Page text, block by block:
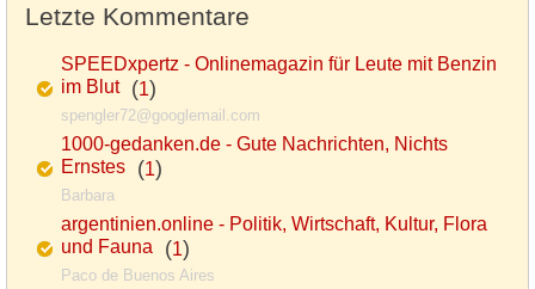
Letzte Kommentare
SPEEDxpertz - Onlinemagazin für Leute mit Benzin
im Blut(1)
spengler72@googlemail.com
1000-gedanken.de - Gute Nachrichten, Nichts
Ernstes (1)
Barbara
argentinien.online - Politik, Wirtschaft, Kultur, Flora
und Fauna (1)
Paco de Buenos Aires